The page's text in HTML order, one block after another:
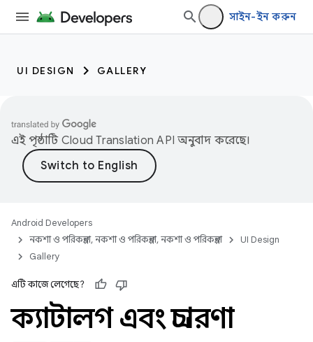
সাইন-ইন করুন
UI DESIGN GALLERY
এই পৃষ্ঠাটি Cloud Translation API অনুবাদ করেছে।
Android Developers
নকশা ও পরিকল্পনা, নকশা ও পরিকল্পনা, নকশা ও পরিকল্পনা
UI Design
Gallery
এটি কাজে লেগেছে?
ক্যাটালগ এবং প্রচারণা